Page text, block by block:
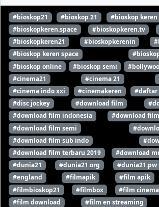
#bioskop21 #bioskop 21 #bioskop keren
#bioskopkeren.space
#bioskopkeren.tv
#bioskopkeren21
#bioskopkerenin
#bioskop keren space
#bioskop online
#bioskop semi
#cinema21
#cinema 21
#cinema indo xxi
#cinemakeren #daftar
#disc jockey
#download film
#download film indonesia
#download
#download film semi
#download film sub indo
#download film terbaru 2019
#download
#dunia21
#dunia21.org #dunia21.pw
#england
#filmapik #film apik
#filmbioskop21
#filmbox #film cinema
#film download
#film en streaming